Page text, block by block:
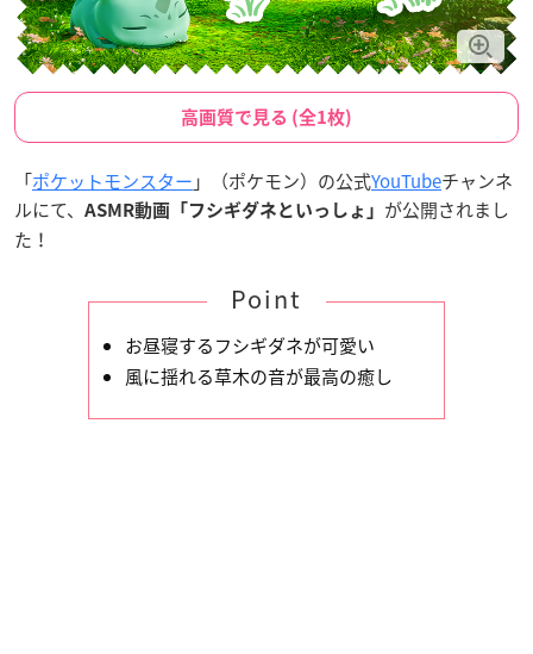
高画質で見る (全1枚)
「ポケットモンスター 」（ポケモン）の公式YouTubeチャンネ
ルにて、
ASMR動画「フシギダネといっしょ」 が公開されまし
た！
Point
お昼寝するフシギダネが可愛い
風に揺れる草木の音が最高の癒し